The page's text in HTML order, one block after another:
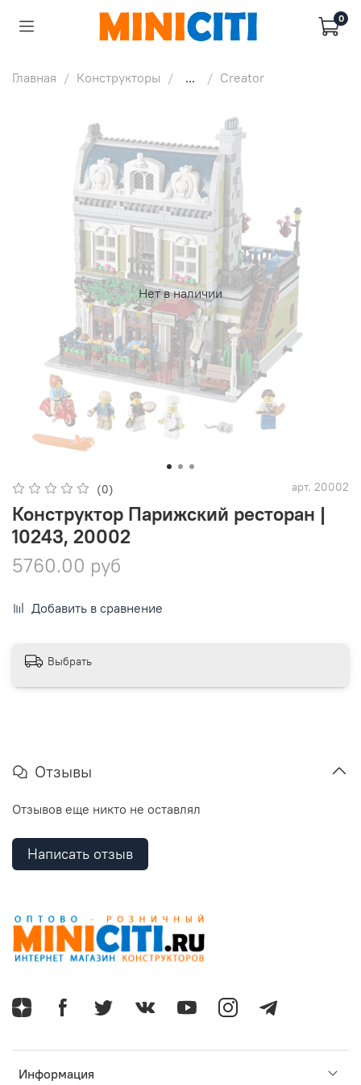
0
Главная Конструкторы ... Creator
Нет в наличии
(0) арт. 20002
Конструктор Парижский ресторан |
10243, 20002
5760.00 руб
Добавить в сравнение
Выбрать
Отзывы
Отзывов еще никто не оставлял
Написать отзыв
Информация